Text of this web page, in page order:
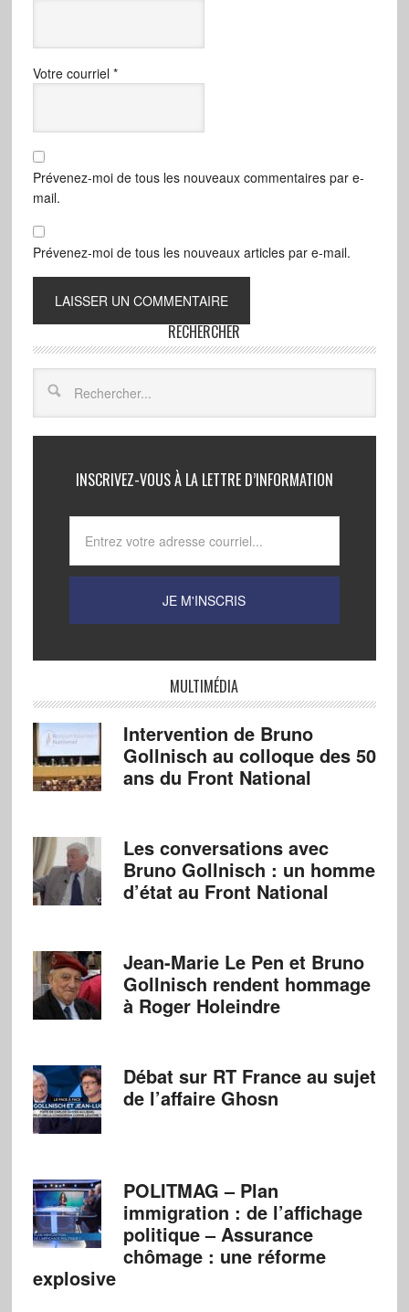
Votre courriel *
Prévenez-moi de tous les nouveaux commentaires par e-
mail.
Prévenez-moi de tous les nouveaux articles par e-mail.
RECHERCHER
INSCRIVEZ-VOUS À LA LETTRE D’INFORMATION
MULTIMÉDIA
Intervention de Bruno
Gollnisch au colloque des 50
ans du Front National
Les conversations avec
Bruno Gollnisch : un homme
d’état au Front National
Jean-Marie Le Pen et Bruno
Gollnisch rendent hommage
à Roger Holeindre
Débat sur RT France au sujet
de l’affaire Ghosn
POLITMAG – Plan
immigration : de l’affichage
politique – Assurance
chômage : une réforme
explosive